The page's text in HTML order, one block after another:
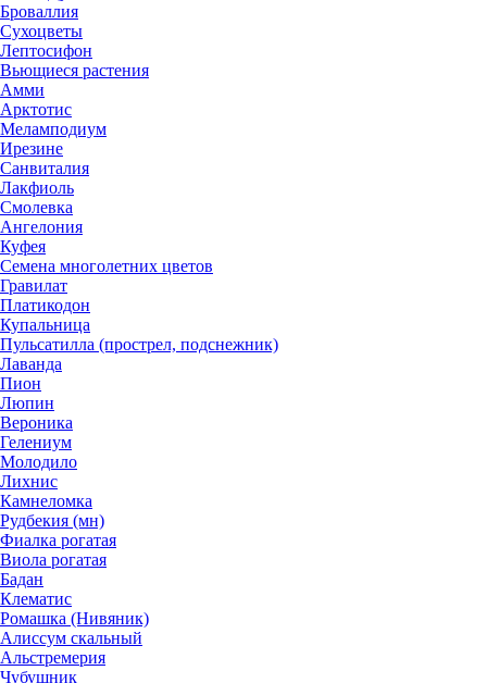
Броваллия
Сухоцветы
Лептосифон
Вьющиеся растения
Амми
Арктотис
Меламподиум
Ирезине
Санвиталия
Лакфиоль
Смолевка
Ангелония
Куфея
Семена многолетних цветов
Гравилат
Платикодон
Купальница
Пульсатилла (прострел, подснежник)
Лаванда
Пион
Люпин
Вероника
Гелениум
Молодило
Лихнис
Камнеломка
Рудбекия (мн)
Фиалка рогатая
Виола рогатая
Бадан
Клематис
Ромашка (Нивяник)
Алиссум скальный
Альстремерия
Чубушник